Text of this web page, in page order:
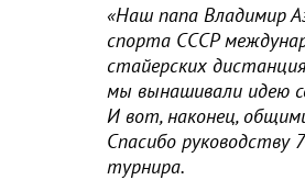
«Наш папа Владимир
спорта СССР
стайерских
мы вынашивали идею
И вот, наконец,
Спасибо руководству
турнира.